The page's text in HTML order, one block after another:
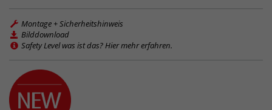
Montage + Sicherheitshinweis
Bilddownload
Safety Level was ist das? Hier mehr erfahren.